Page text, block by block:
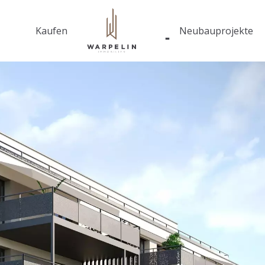
Kaufen Neubauprojekte